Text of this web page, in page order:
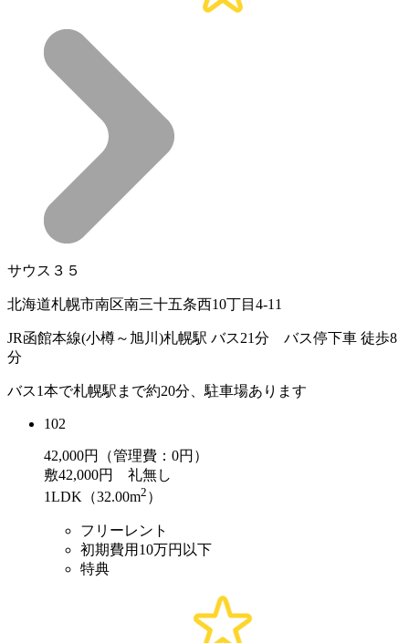
サウス３５
北海道札幌市南区南三十五条西10丁目4-11
JR函館本線(小樽～旭川)札幌駅 バス21分 バス停下車 徒歩8
分
バス1本で札幌駅まで約20分、駐車場あります
102
42,000円（管理費：0円）
敷42,000円 礼無し
1LDK（32.00m2 ）
フリーレント
初期費用10万円以下
特典